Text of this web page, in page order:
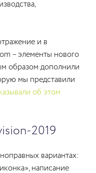
и в
– элементы нового
образом дополнили
мы представили
об этом
2019
вариантах:
написание